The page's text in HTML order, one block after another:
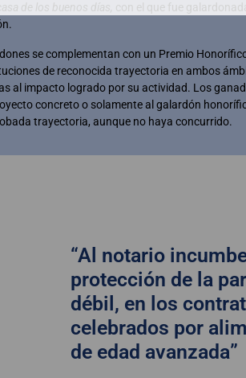
de los buenos días, con el que fue
se complementan con un Premio
de reconocida trayectoria en ambos
al impacto logrado por su actividad. Los
concreto o solamente al galardón
trayectoria, aunque no haya concurrido.
“Al notario
protección de la
débil, en los
celebrados por
de edad avanzada”